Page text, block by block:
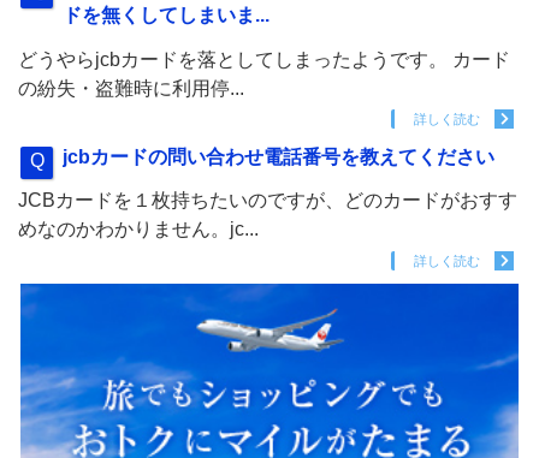
ドを無くしてしまいま...
どうやらjcbカードを落としてしまったようです。 カード
の紛失・盗難時に利用停...
詳しく読む
jcbカードの問い合わせ電話番号を教えてください
JCBカードを１枚持ちたいのですが、どのカードがおすす
めなのかわかりません。jc...
詳しく読む